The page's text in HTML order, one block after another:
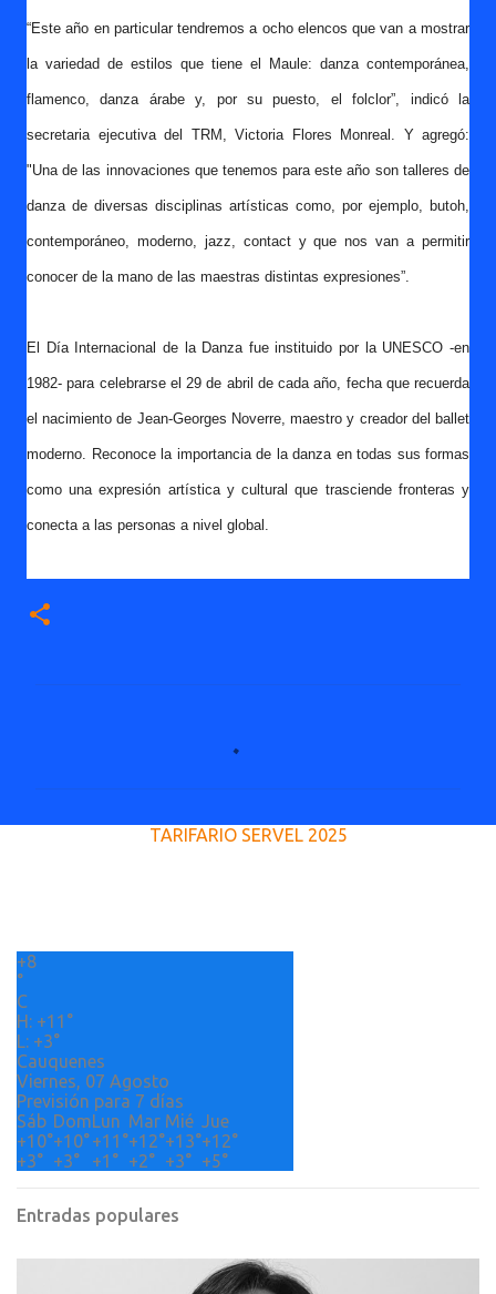
“Este año en particular tendremos a ocho elencos que van a mostrar
la variedad de estilos que tiene el Maule: danza contemporánea,
flamenco, danza árabe y, por su puesto, el folclor”, indicó la
secretaria ejecutiva del TRM, Victoria Flores Monreal. Y agregó:
"Una de las innovaciones que tenemos para este año son talleres de
danza de diversas disciplinas artísticas como, por ejemplo, butoh,
contemporáneo, moderno, jazz, contact y que nos van a permitir
conocer de la mano de las maestras distintas expresiones”.
El Día Internacional de la Danza fue instituido por la UNESCO -en
1982- para celebrarse el 29 de abril de cada año, fecha que recuerda
el nacimiento de Jean-Georges Noverre, maestro y creador del ballet
moderno. Reconoce la importancia de la danza en todas sus formas
como una expresión artística y cultural que trasciende fronteras y
conecta a las personas a nivel global.
i
s
TARIFARIO SERVEL 2025
+8
°
C
H: +11°
L: +3°
Cauquenes
Viernes, 07 Agosto
Previsión para 7 días
Sáb DomLun Mar Mié Jue
+10°+10°+11°+12°+13°+12°
+3° +3° +1° +2° +3° +5°
Entradas populares